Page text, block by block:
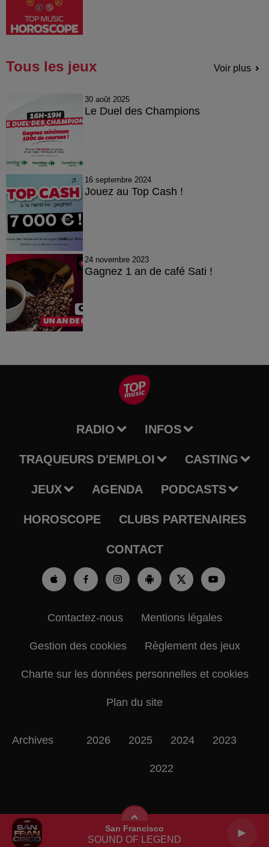
San Francisco
SOUND OF LEGEND
Tous les jeux Voir plus
30 août 2025
Le Duel des Champions
16 septembre 2024
Jouez au Top Cash !
24 novembre 2023
Gagnez 1 an de café Sati !
RADIO INFOS
TRAQUEURS D'EMPLOI CASTING
JEUX AGENDA PODCASTS
HOROSCOPE CLUBS PARTENAIRES
CONTACT
Contactez-nous Mentions légales
Gestion des cookies Règlement des jeux
Charte sur les données personnelles et cookies
Plan du site
Archives 2026 2025 2024 2023
2022